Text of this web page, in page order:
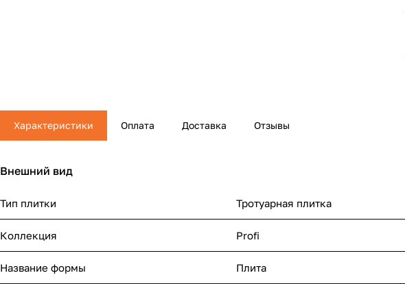
Характеристики Оплата Доставка Отзывы
Внешний вид
Тип плитки Тротуарная плитка
Коллекция Profi
Название формы Плита